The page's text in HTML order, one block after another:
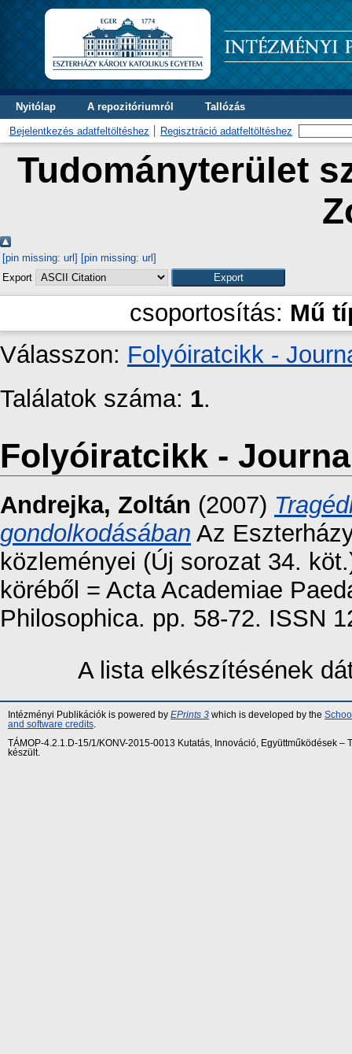
Nyitólap A repozitóriumról Tallózás
Bejelentkezés adatfeltöltéshez Regisztráció adatfeltöltéshez
Tudományterület
[pin missing: url] [pin missing: url]
Export
csoportosítás: Mű
Válasszon: Folyóiratcikk -
Találatok száma: 1.
Folyóiratcikk -
Andrejka, Zoltán (2007)
gondolkodásában Az
közleményei (Új sorozat 34.
köréből = Acta Academiae
Philosophica. pp. 58-72. ISSN
A lista elkészítésének
Intézményi Publikációk is powered by EPrints 3 which is developed by the
and software credits
TÁMOP-4.2.1.D-15/1/KONV-2015-0013 Kutatás, Innováció, Együttműködések
készült.